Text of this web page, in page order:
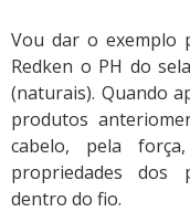
Vou dar o exemplo
Redken o PH do
(naturais). Quando
produtos
cabelo, pela
propriedades dos
dentro do fio.